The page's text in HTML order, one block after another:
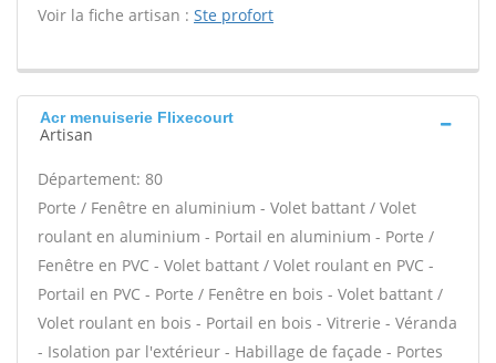
Voir la fiche artisan : Ste profort
Acr menuiserie Flixecourt
Artisan
Département: 80
Porte / Fenêtre en aluminium - Volet battant / Volet
roulant en aluminium - Portail en aluminium - Porte /
Fenêtre en PVC - Volet battant / Volet roulant en PVC -
Portail en PVC - Porte / Fenêtre en bois - Volet battant /
Volet roulant en bois - Portail en bois - Vitrerie - Véranda
- Isolation par l'extérieur - Habillage de façade - Portes